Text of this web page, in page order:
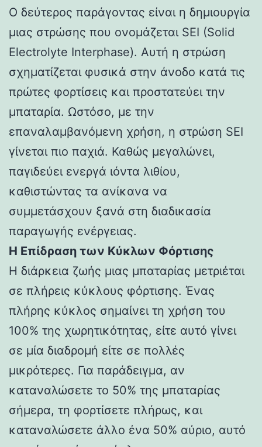
Ο δεύτερος παράγοντας είναι η δημιουργία
μιας στρώσης που ονομάζεται SEI (Solid
Electrolyte Interphase). Αυτή η στρώση
σχηματίζεται φυσικά στην άνοδο κατά τις
πρώτες φορτίσεις και προστατεύει την
μπαταρία. Ωστόσο, με την
επαναλαμβανόμενη χρήση, η στρώση SEI
γίνεται πιο παχιά. Καθώς μεγαλώνει,
παγιδεύει ενεργά ιόντα λιθίου,
καθιστώντας τα ανίκανα να
συμμετάσχουν ξανά στη διαδικασία
παραγωγής ενέργειας.
Η Επίδραση των Κύκλων Φόρτισης
Η διάρκεια ζωής μιας μπαταρίας μετριέται
σε πλήρεις κύκλους φόρτισης. Ένας
πλήρης κύκλος σημαίνει τη χρήση του
100% της χωρητικότητας, είτε αυτό γίνει
σε μία διαδρομή είτε σε πολλές
μικρότερες. Για παράδειγμα, αν
καταναλώσετε το 50% της μπαταρίας
σήμερα, τη φορτίσετε πλήρως, και
καταναλώσετε άλλο ένα 50% αύριο, αυτό